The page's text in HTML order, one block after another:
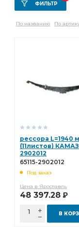
ФИЛЬТР
По названию По
рессора L=1940
(11листов) КАМАЗ
2902012
65115-2902012
Под заказ
Цена в Ярославль
48 397.28 Р
В